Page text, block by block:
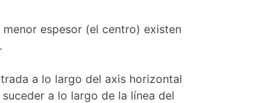
espesor (el centro) existen
a lo largo del axis horizontal
a lo largo de la línea del